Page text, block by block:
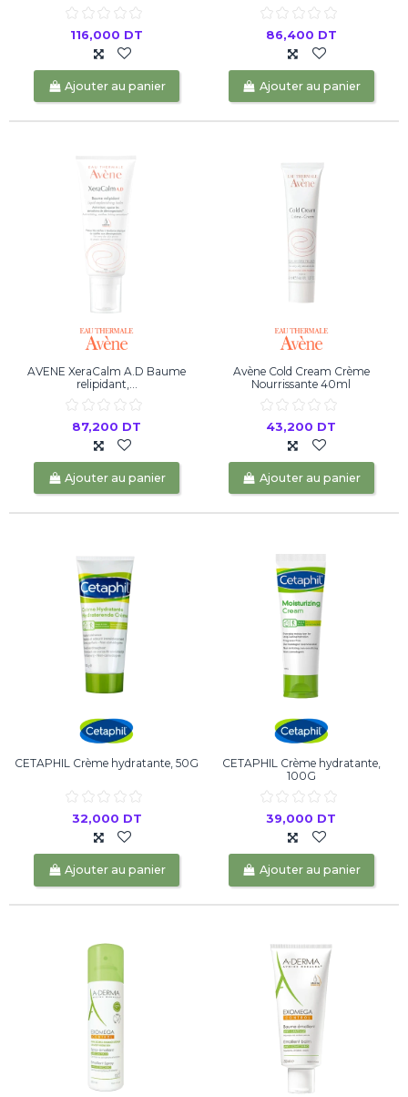
116,000 DT
Ajouter au panier
86,400 DT
Ajouter au panier
AVENE XeraCalm A.D Baume
relipidant,...
87,200 DT
Ajouter au panier
Avène Cold Cream Crème
Nourrissante 40ml
43,200 DT
Ajouter au panier
CETAPHIL Crème hydratante, 50G
32,000 DT
Ajouter au panier
CETAPHIL Crème hydratante,
100G
39,000 DT
Ajouter au panier